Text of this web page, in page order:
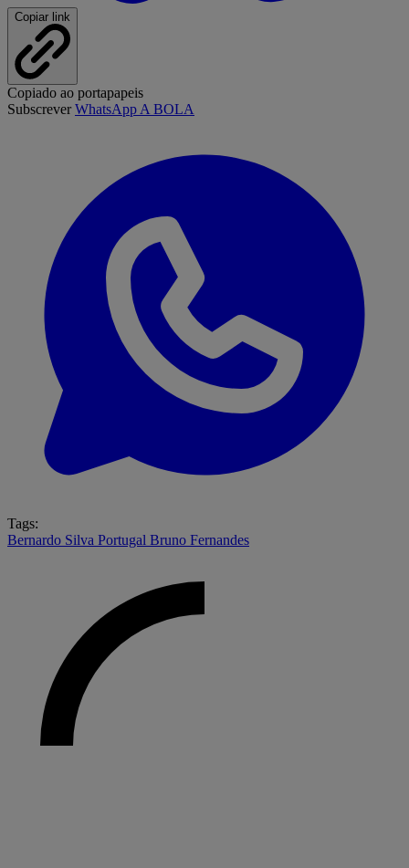
Copiar link
Copiado ao portapapeis
SubscreverWhatsApp A BOLA
Tags:
Bernardo Silva Portugal Bruno Fernandes